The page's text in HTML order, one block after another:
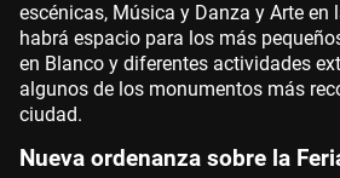
escénicas, Música y Danza y Arte en
habrá espacio para los más
en Blanco y diferentes actividades
algunos de los monumentos más
ciudad.
Nueva ordenanza sobre la